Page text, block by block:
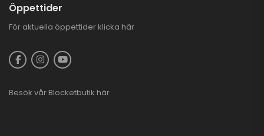
Öppettider
För aktuella öppettider klicka här
Besök vår Blocketbutik här